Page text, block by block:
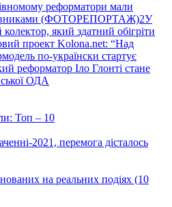
реформатори мали
(ФОТОРЕПОРТАЖ)2У
який здатний обігріти
проект Kolona.net: “Над
по-українски стартує
реформатор Іло Глонті стане
ОДА
Топ – 10
2021, перемога дісталось
на реальних подіях (10